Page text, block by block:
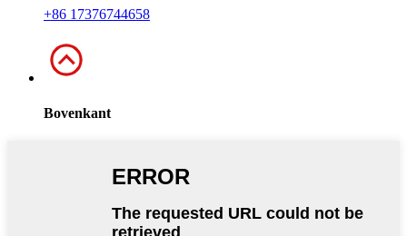
+86 17376744658
Bovenkant